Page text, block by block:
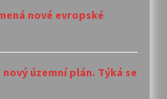
nové evropské
územní plán. Týká se